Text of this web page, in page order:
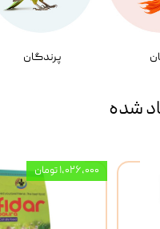
پرندگان
شده
۱,۰۲۶,۰۰۰ تومان